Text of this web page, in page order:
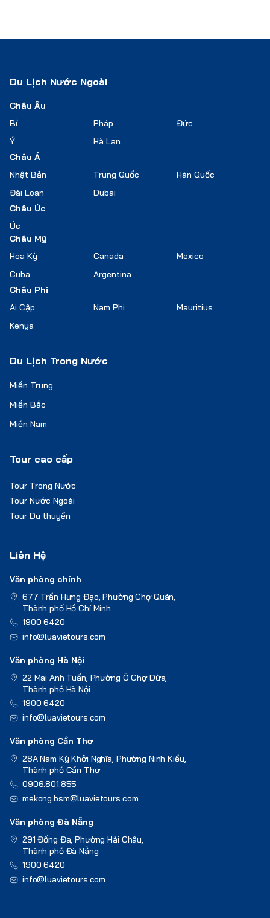
Du Lịch Nước Ngoài
Châu Âu
Bỉ
Pháp
Đức
Ý
Hà Lan
Châu Á
Nhật Bản
Trung Quốc
Hàn Quốc
Đài Loan
Dubai
Châu Úc
Úc
Châu Mỹ
Hoa Kỳ
Canada
Mexico
Cuba
Argentina
Châu Phi
Ai Cập
Nam Phi
Mauritius
Kenya
Du Lịch Trong Nước
Miền Trung
Miền Bắc
Miền Nam
Tour cao cấp
Tour Trong Nước
Tour Nước Ngoài
Tour Du thuyền
Liên Hệ
Văn phòng chính
677 Trần Hưng Đạo, Phường Chợ Quán,
Thành phố Hồ Chí Minh
1900 6420
info@luavietours.com
Văn phòng Hà Nội
22 Mai Anh Tuấn, Phường Ô Chợ Dừa,
Thành phố Hà Nội
1900 6420
info@luavietours.com
Văn phòng Cần Thơ
28A Nam Kỳ Khởi Nghĩa, Phường Ninh Kiều,
Thành phố Cần Thơ
0906.801.855
mekong.bsm@luavietours.com
Văn phòng Đà Nẵng
291 Đống Đa, Phường Hải Châu,
Thành phố Đà Nẵng
1900 6420
info@luavietours.com